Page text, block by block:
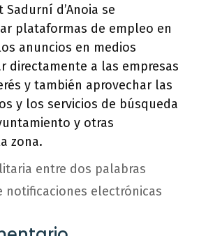
d’Anoia se
plataformas de empleo en
anuncios en medios
directamente a las empresas
y también aprovechar las
y los servicios de búsqueda
y otras
zona.
entre dos palabras
notificaciones electrónicas